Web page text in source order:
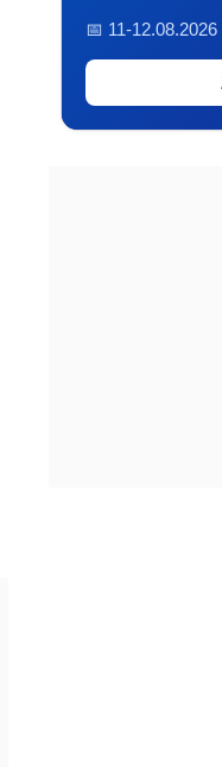
📅 11-12.08.2026